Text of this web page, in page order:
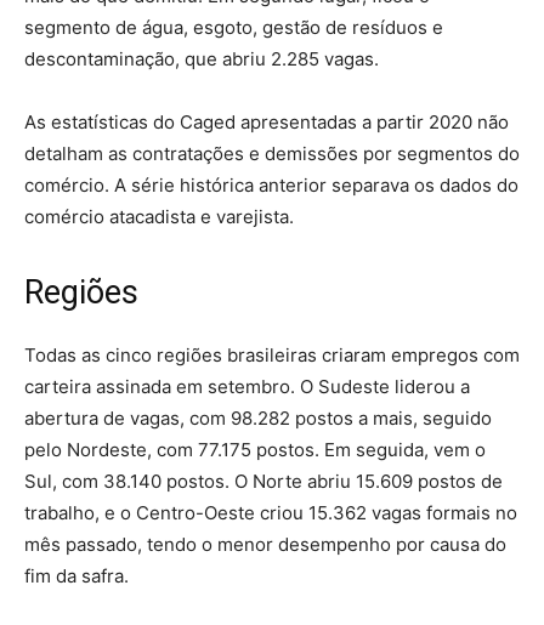
segmento de água, esgoto, gestão de resíduos e
descontaminação, que abriu 2.285 vagas.
As estatísticas do Caged apresentadas a partir 2020 não
detalham as contratações e demissões por segmentos do
comércio. A série histórica anterior separava os dados do
comércio atacadista e varejista.
Regiões
Todas as cinco regiões brasileiras criaram empregos com
carteira assinada em setembro. O Sudeste liderou a
abertura de vagas, com 98.282 postos a mais, seguido
pelo Nordeste, com 77.175 postos. Em seguida, vem o
Sul, com 38.140 postos. O Norte abriu 15.609 postos de
trabalho, e o Centro-Oeste criou 15.362 vagas formais no
mês passado, tendo o menor desempenho por causa do
fim da safra.